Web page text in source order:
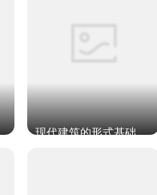
现代建筑的形式基础